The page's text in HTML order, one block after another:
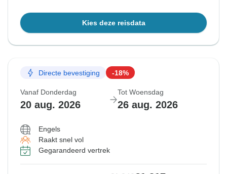
Kies deze reisdata
Directe bevestiging -18%
Vanaf Donderdag
20 aug. 2026
Tot Woensdag
26 aug. 2026
Engels
Raakt snel vol
Gegarandeerd vertrek